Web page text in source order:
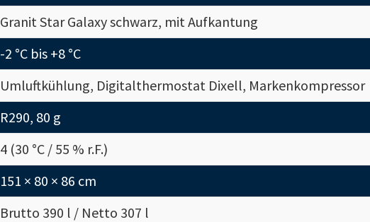
Granit Star Galaxy schwarz, mit Aufkantung
-2 °C bis +8 °C
Umluftkühlung, Digitalthermostat Dixell, Markenkompressor
R290, 80 g
4 (30 °C / 55 % r.F.)
151 × 80 × 86 cm
Brutto 390 l / Netto 307 l